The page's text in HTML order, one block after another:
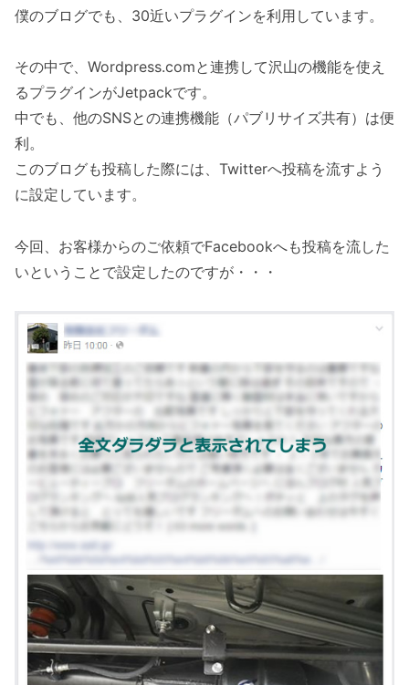
僕のブログでも、30近いプラグインを利用しています。
その中で、Wordpress.comと連携して沢山の機能を使え
るプラグインがJetpackです。
中でも、他のSNSとの連携機能（パブリサイズ共有）は便
利。
このブログも投稿した際には、Twitterへ投稿を流すよう
に設定しています。
今回、お客様からのご依頼でFacebookへも投稿を流した
いということで設定したのですが・・・